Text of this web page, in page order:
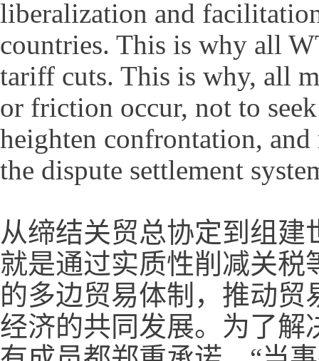
liberalization and
countries. This is why all
tariff cuts. This is why, all
or friction occur, not to
heighten confrontation, and
the dispute settlement
从缔结关贸总协定到组
就是通过实质性削减关
的多边贸易体制，推动
经济的共同发展。为了解